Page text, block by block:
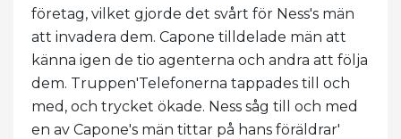
företag, vilket gjorde det svårt för Ness's män
att invadera dem. Capone tilldelade män att
känna igen de tio agenterna och andra att följa
dem. Truppen'Telefonerna tappades till och
med, och trycket ökade. Ness såg till och med
en av Capone's män tittar på hans föräldrar'